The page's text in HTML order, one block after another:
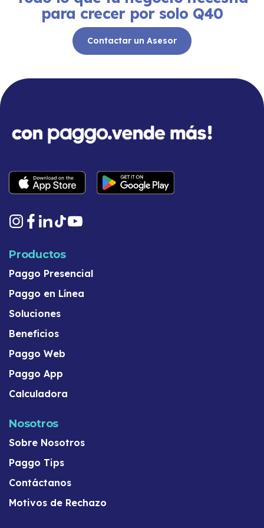
para crecer por solo Q40
Contactar un Asesor
Productos
Paggo Presencial
Paggo en Línea
Soluciones
Beneficios
Paggo Web
Paggo App
Calculadora
Nosotros
Sobre Nosotros
Paggo Tips
Contáctanos
Motivos de Rechazo